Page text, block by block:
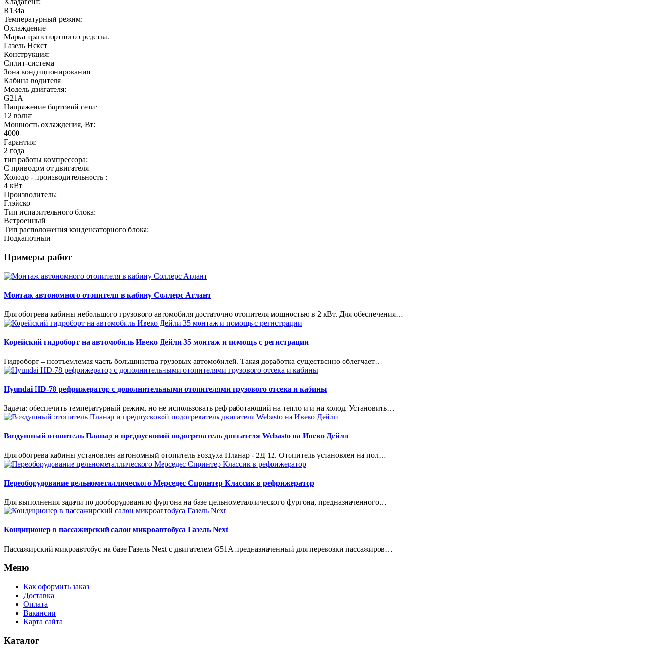
Хладагент:
R134a
Температурный режим:
Охлаждение
Марка транспортного средства:
Газель Некст
Конструкция:
Сплит-система
Зона кондиционирования:
Кабина водителя
Модель двигателя:
G21A
Напряжение бортовой сети:
12 вольт
Мощность охлаждения, Вт:
4000
Гарантия:
2 года
тип работы компрессора:
С приводом от двигателя
Холодо - производительность :
4 кВт
Производитель:
Глэйско
Тип испарительного блока:
Встроенный
Тип расположения конденсаторного блока:
Подкапотный
Примеры работ
Монтаж автономного отопителя в кабину Соллерс Атлант
Для обогрева кабины небольшого грузового автомобиля достаточно отопителя мощностью в 2 кВт. Для обеспечения…
Корейский гидроборт на автомобиль Ивеко Дейли 35 монтаж и помощь с регистрации
Гидроборт – неотъемлемая часть большинства грузовых автомобилей. Такая доработка существенно облегчает…
Hyundai HD-78 рефрижератор с дополнительными отопителями грузового отсека и кабины
Задача: обеспечить температурный режим, но не использовать реф работающий на тепло и и на холод. Установить…
Воздушный отопитель Планар и предпусковой подогреватель двигателя Webasto на Ивеко Дейли
Для обогрева кабины установлен автономный отопитель воздуха Планар - 2Д 12. Отопитель установлен на пол…
Переоборудование цельнометаллического Мерседес Спринтер Классик в рефрижератор
Для выполнения задачи по дооборудованию фургона на базе цельнометаллического фургона, предназначенного…
Кондиционер в пассажирский салон микроавтобуса Газель Next
Пассажирский микроавтобус на базе Газель Next с двигателем G51A предназначенный для перевозки пассажиров…
Меню
Как оформить заказ
Доставка
Оплата
Вакансии
Карта сайта
Каталог